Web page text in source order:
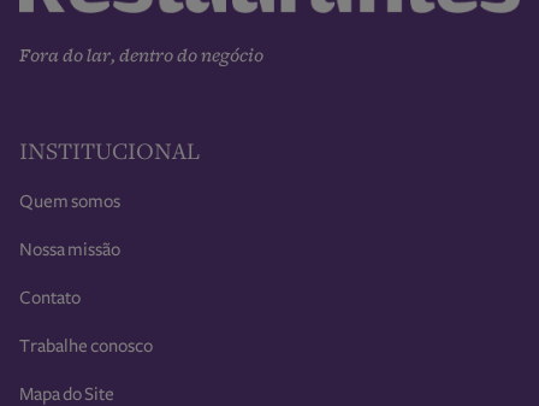
Fora do lar, dentro do negócio
INSTITUCIONAL
Quem somos
Nossa missão
Contato
Trabalhe conosco
Mapa do Site